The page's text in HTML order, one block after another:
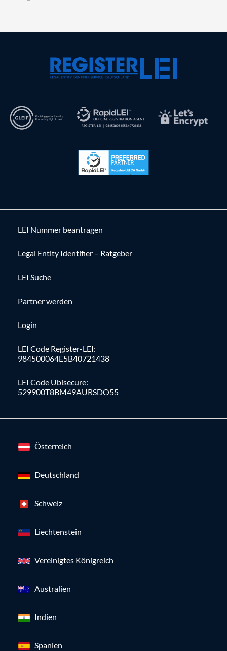
LEI Nummer beantragen
Legal Entity Identifier – Ratgeber
LEI Suche
Partner werden
Login
LEI Code Register-LEI:
984500064E5B40721438
LEI Code Ubisecure:
529900T8BM49AURSDO55
Österreich
Deutschland
Schweiz
Liechtenstein
Vereinigtes Königreich
Australien
Indien
Spanien